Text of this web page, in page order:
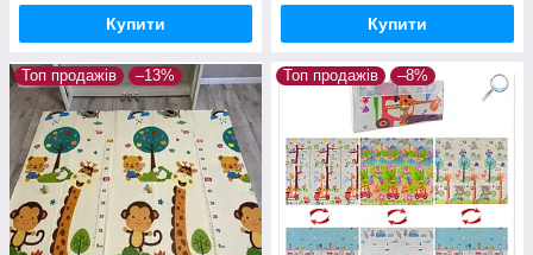
Купити Купити
Топ продажів –13% Топ продажів –8%